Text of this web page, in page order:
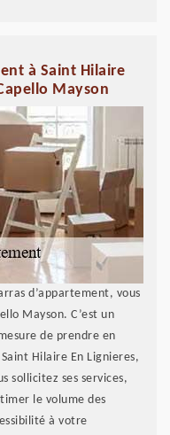
à Saint Hilaire
Mayson
d’appartement, vous
Mayson. C’est un
de prendre en
Hilaire En Lignieres,
sollicitez ses services,
le volume des
à votre